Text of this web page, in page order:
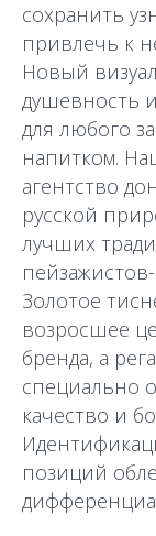
сохранить
привлечь к
Новый
душевность
для любого
напитком.
агентство
русской
лучших
Золотое
возросшее
бренда, а
специально
качество и
позиций